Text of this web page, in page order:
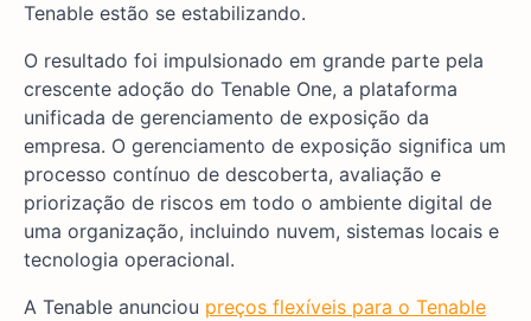
Tenable estão se estabilizando.
O resultado foi impulsionado em grande parte pela
crescente adoção do Tenable One, a plataforma
unificada de gerenciamento de exposição da
empresa. O gerenciamento de exposição significa um
processo contínuo de descoberta, avaliação e
priorização de riscos em todo o ambiente digital de
uma organização, incluindo nuvem, sistemas locais e
tecnologia operacional.
A Tenable anunciou preços flexíveis para o Tenable